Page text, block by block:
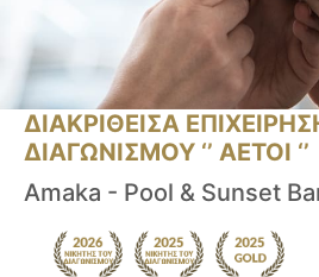
ΔΙΑΚΡΙΘΕΙΣΑ
ΔΙΑΓΩΝΙΣΜΟΥ ‘’ ΑΕΤΟΙ ‘’
Amaka - Pool & Sunset